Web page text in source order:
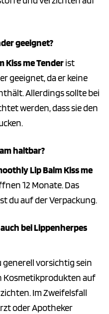
geeignet?
Kiss me Tenderist
geeignet, da er keine
Allerdings sollte bei
werden, dass sie den
haltbar?
Lip Balm Kiss me
12 Monate. Das
du auf der Verpackung.
bei Lippenherpes
generell vorsichtig sein
Kosmetikprodukten auf
Im Zweifelsfall
oder Apotheker